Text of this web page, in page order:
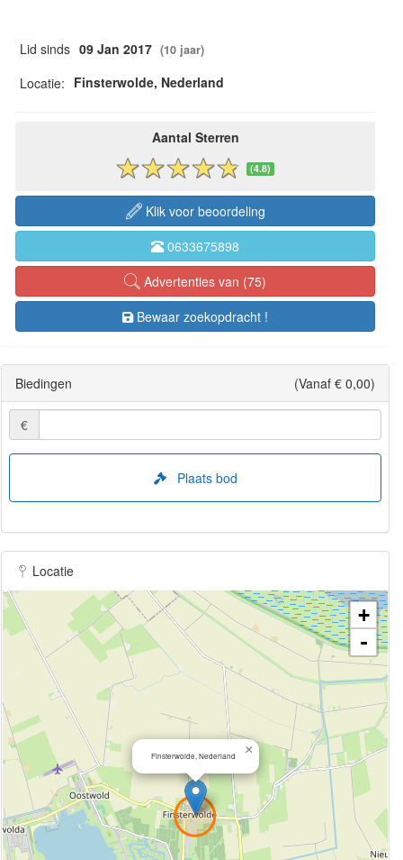
Lid sinds 09 Jan 2017 (10 jaar)
Locatie: Finsterwolde, Nederland
Aantal Sterren
(4.8)
Klik voor beoordeling
0633675898
Advertenties van (75)
Bewaar zoekopdracht !
Biedingen (Vanaf € 0,00)
€
Plaats bod
Locatie
Finsterwolde, Nederland ×
+
-